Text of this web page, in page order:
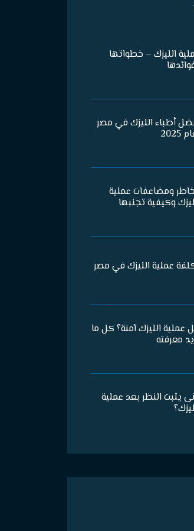
الليزك – خطواتها
أطباء الليزك في مصر
ومضاعفات عملية
وكيفية تجنبها
عملية الليزك في مصر
عملية الليزك آمنة؟ كل ما
معرفته
يثبت النظر بعد عملية